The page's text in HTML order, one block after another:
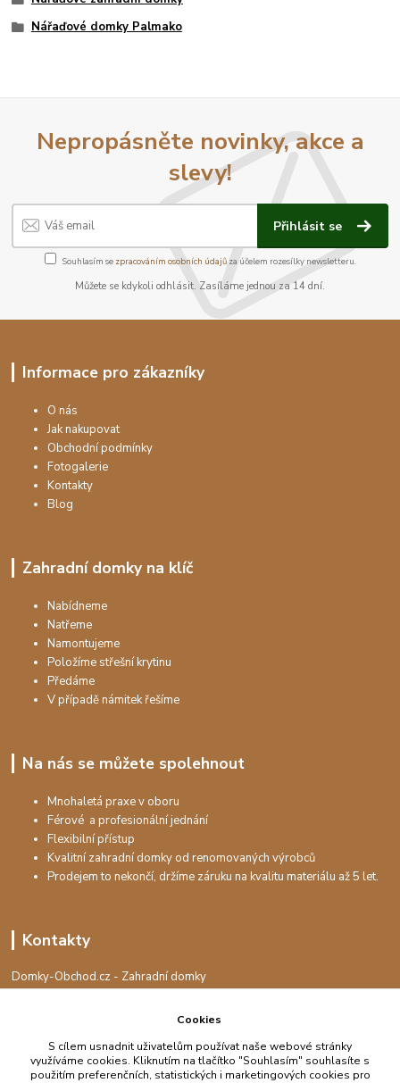
Nářaďové domky Palmako
Nepropásněte novinky, akce a
slevy!
Přihlásit se
Souhlasím se zpracováním osobních údajůza účelem rozesílky newsletteru.
Můžete se kdykoli odhlásit. Zasíláme jednou za 14 dní.
Informace pro zákazníky
O nás
Jak nakupovat
Obchodní podmínky
Fotogalerie
Kontakty
Blog
Zahradní domky na klíč
Nabídneme
Natřeme
Namontujeme
Položíme střešní krytinu
Předáme
V případě námitek řešíme
Na nás se můžete spolehnout
Mnohaletá praxe v oboru
Férové a profesionální jednání
Flexibilní přístup
Kvalitní zahradní domky od renomovaných výrobců
Prodejem to nekončí, držíme záruku na kvalitu materiálu až 5 let.
Kontakty
Domky-Obchod.cz - Zahradní domky
+420 730 501 925
info@domky-obchod.cz
Cookies
S cílem usnadnit uživatelům používat naše webové stránky
využíváme cookies. Kliknutím na tlačítko "Souhlasím" souhlasíte s
použitím preferenčních, statistických i marketingových cookies pro